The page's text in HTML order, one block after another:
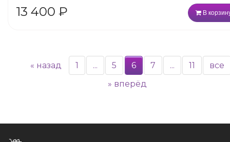
13 400 ₽ В
« назад 1 ... 5 6 7 ... 11
все
» вперёд